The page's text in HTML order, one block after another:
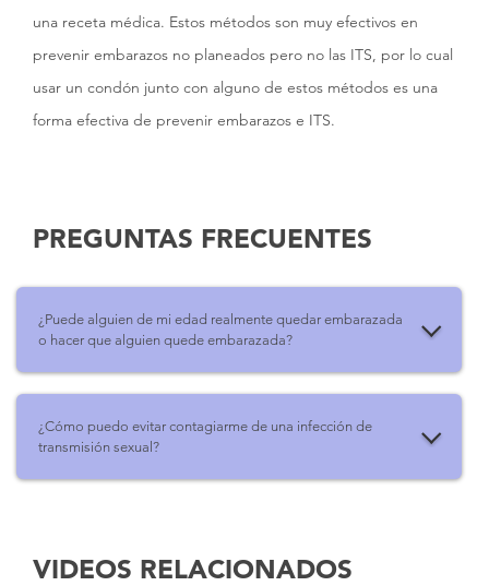
una receta médica. Estos métodos son muy efectivos en
prevenir embarazos no planeados pero no las ITS, por lo cual
usar un condón junto con alguno de estos métodos es una
forma efectiva de prevenir embarazos e ITS.
PREGUNTAS FRECUENTES
¿Puede alguien de mi edad realmente quedar embarazada
o hacer que alguien quede embarazada?
¿Cómo puedo evitar contagiarme de una infección de
transmisión sexual?
VIDEOS RELACIONADOS